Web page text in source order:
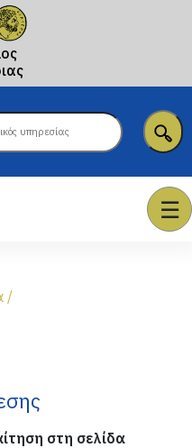
☰
/
στη σελίδα